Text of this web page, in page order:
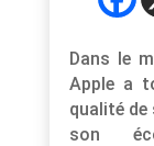
Dans le
Apple a
qualité
son